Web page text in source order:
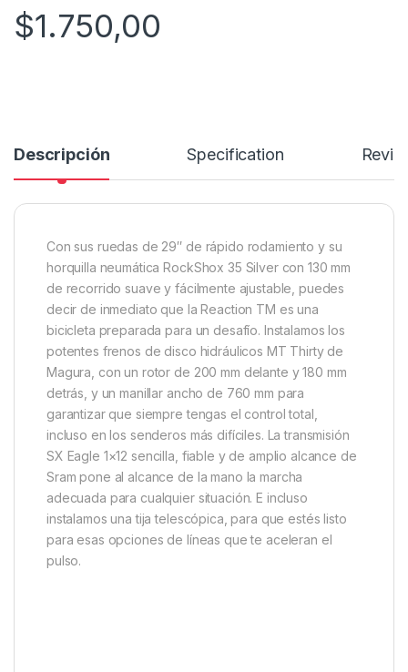
$1.750,00
Descripción Specification
Con sus ruedas de 29″ de rápido rodamiento y su
horquilla neumática RockShox 35 Silver con 130 mm
de recorrido suave y fácilmente ajustable, puedes
decir de inmediato que la Reaction TM es una
bicicleta preparada para un desafío. Instalamos los
potentes frenos de disco hidráulicos MT Thirty de
Magura, con un rotor de 200 mm delante y 180 mm
detrás, y un manillar ancho de 760 mm para
garantizar que siempre tengas el control total,
incluso en los senderos más difíciles. La transmisión
SX Eagle 1×12 sencilla, fiable y de amplio alcance de
Sram pone al alcance de la mano la marcha
adecuada para cualquier situación. E incluso
instalamos una tija telescópica, para que estés listo
para esas opciones de líneas que te aceleran el
pulso.